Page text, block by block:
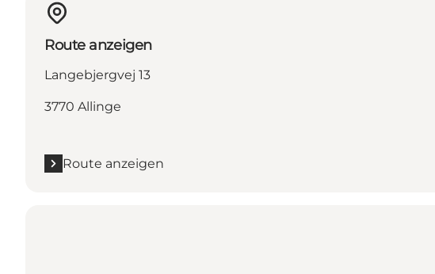
Route anzeigen
Langebjergvej 13
3770 Allinge
Route anzeigen